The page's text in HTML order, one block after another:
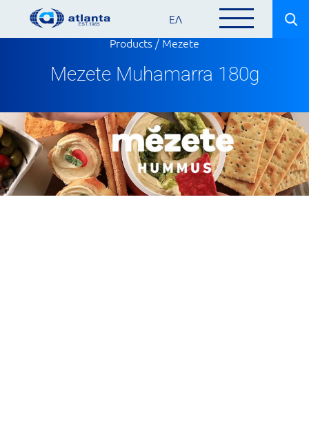
ΕΛ
Products/Mezete
Mezete Muhamarra 180g